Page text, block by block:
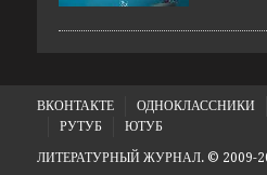
ВКОНТАКТЕ ОДНОКЛАССНИКИ
РУТУБ
ЮТУБ
ЛИТЕРАТУРНЫЙ ЖУРНАЛ. © 2009-